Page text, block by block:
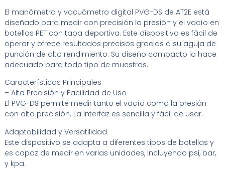
El manómetro y vacuómetro digital PVG-DS de AT2E está
diseñado para medir con precisión la presión y el vacío en
botellas PET con tapa deportiva. Este dispositivo es fácil de
operar y ofrece resultados precisos gracias a su aguja de
punción de alto rendimiento. Su diseño compacto lo hace
adecuado para todo tipo de muestras.
Características Principales
– Alta Precisión y Facilidad de Uso
El PVG-DS permite medir tanto el vacío como la presión
con alta precisión. La interfaz es sencilla y fácil de usar.
Adaptabilidad y Versatilidad
Este dispositivo se adapta a diferentes tipos de botellas y
es capaz de medir en varias unidades, incluyendo psi, bar,
y kpa.